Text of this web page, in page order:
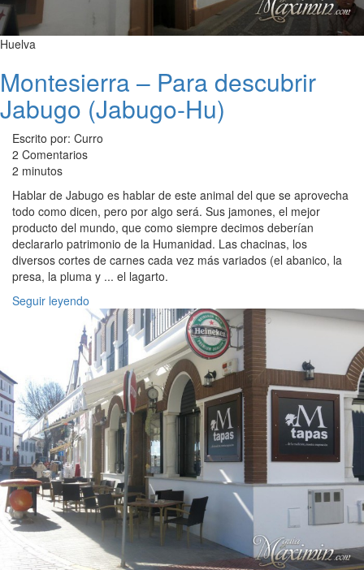
Huelva
Montesierra – Para descubrir
Jabugo (Jabugo-Hu)
Escrito por: Curro
2 Comentarios
2 minutos
Hablar de Jabugo es hablar de este animal del que se aprovecha
todo como dicen, pero por algo será. Sus jamones, el mejor
producto del mundo, que como siempre decimos deberían
declararlo patrimonio de la Humanidad. Las chacinas, los
diversos cortes de carnes cada vez más variados (el abanico, la
presa, la pluma y ... el lagarto.
Seguir leyendo